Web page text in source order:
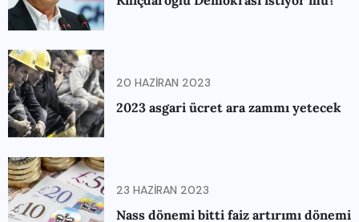
20 HAZIRAN 2023
2023 asgari ücret ara zammı yetecek
23 HAZIRAN 2023
Nass dönemi bitti faiz artırımı dönemi